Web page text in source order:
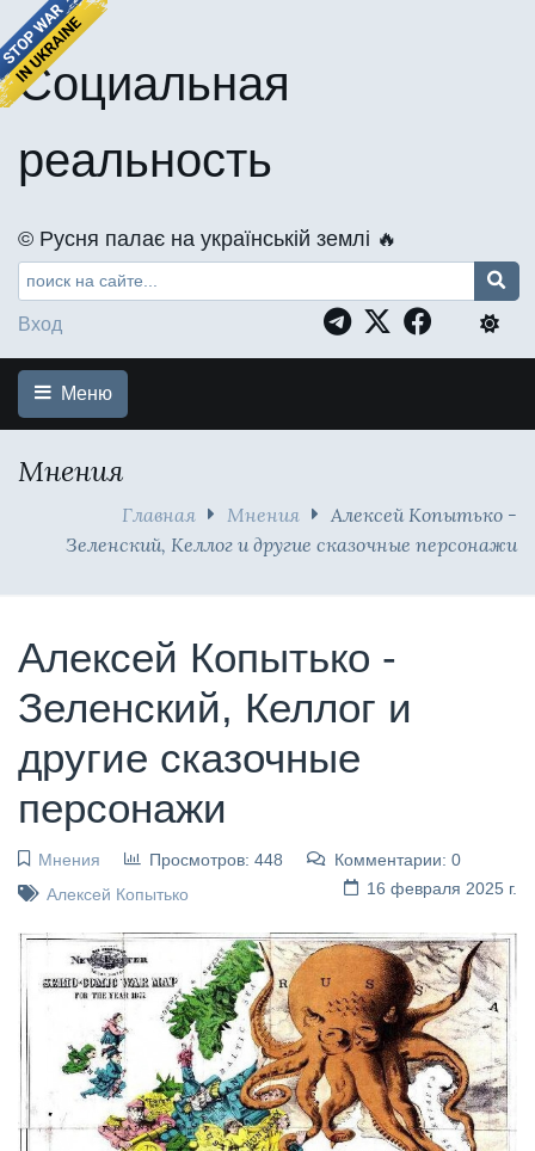
Социальная
реальность
©️ Русня палає на українській землі 🔥
Вход
Меню
Мнения
Главная Мнения
Алексей Копытько -
Зеленский, Келлог и другие сказочные персонажи
Алексей Копытько -
Зеленский, Келлог и
другие сказочные
персонажи
Мнения Просмотров: 448
Комментарии: 0
16 февраля 2025 г.
Алексей Копытько